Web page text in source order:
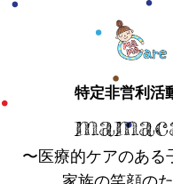
特定非営利活
〜医療的ケアのある